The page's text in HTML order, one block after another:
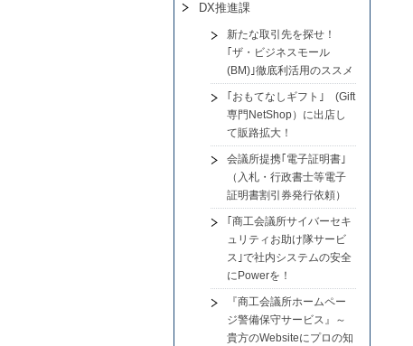
DX推進課
新たな取引先を探せ！
｢ザ・ビジネスモール
(BM)｣徹底利活用のススメ
｢おもてなしギフト｣ (Gift
専門NetShop）に出店し
て販路拡大！
会議所提携｢電子証明書｣
（入札・行政書士等電子
証明書割引券発行依頼）
｢商工会議所サイバーセキ
ュリティお助け隊サービ
ス｣で社内システムの安全
にPowerを！
『商工会議所ホームペー
ジ警備保守サービス』～
貴方のWebsiteにプロの知